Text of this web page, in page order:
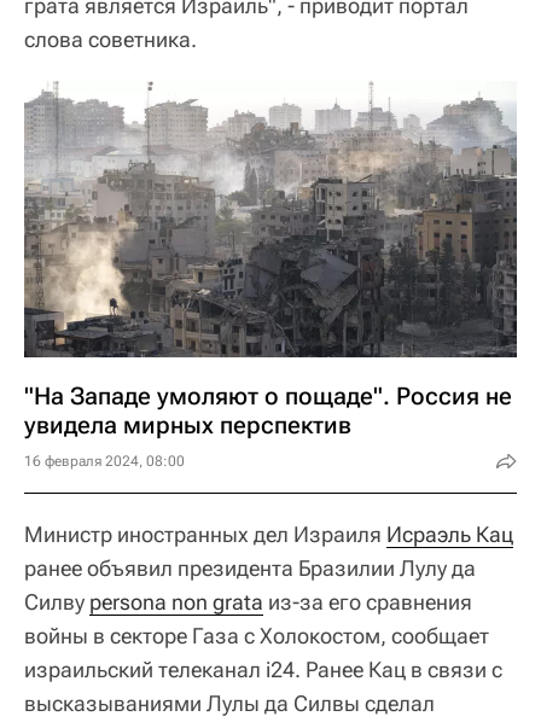
слова советника.
"На Западе умоляют о пощаде". Россия не
увидела мирных перспектив
16 февраля 2024, 08:00
Министр иностранных дел Израиля Исраэль Кац
ранее объявил президента Бразилии Лулу да
Силву persona non grata из-за его сравнения
войны в секторе Газа с Холокостом, сообщает
израильский телеканал i24. Ранее Кац в связи с
высказываниями Лулы да Силвы сделал